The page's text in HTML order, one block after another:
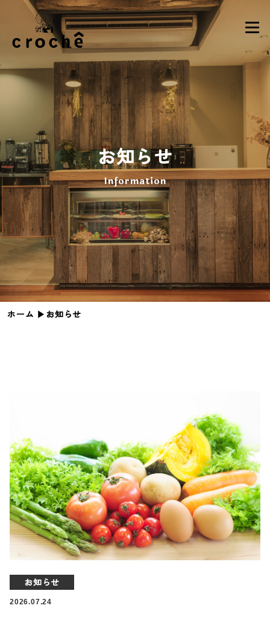
お知らせ
Information
ホーム ▶︎ お知らせ
お知らせ
2026.07.24